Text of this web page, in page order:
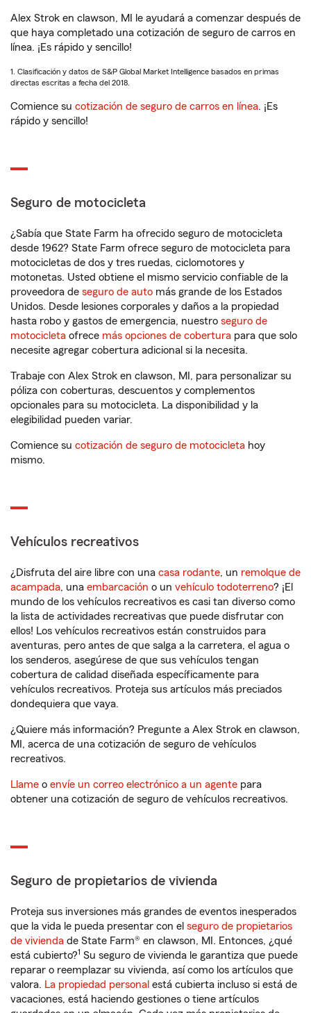
Alex Strok en clawson, MI le ayudará a comenzar después de
que haya completado una cotización de seguro de carros en
línea. ¡Es rápido y sencillo!
1. Clasificación y datos de S&P Global Market Intelligence basados en primas
directas escritas a fecha del 2018.
Comience su cotización de seguro de carros en línea. ¡Es
rápido y sencillo!
Seguro de motocicleta
¿Sabía que State Farm ha ofrecido seguro de motocicleta
desde 1962? State Farm ofrece seguro de motocicleta para
motocicletas de dos y tres ruedas, ciclomotores y
motonetas. Usted obtiene el mismo servicio confiable de la
proveedora de seguro de auto más grande de los Estados
Unidos. Desde lesiones corporales y daños a la propiedad
hasta robo y gastos de emergencia, nuestro seguro de
motocicleta ofrece más opciones de cobertura para que solo
necesite agregar cobertura adicional si la necesita.
Trabaje con Alex Strok en clawson, MI, para personalizar su
póliza con coberturas, descuentos y complementos
opcionales para su motocicleta. La disponibilidad y la
elegibilidad pueden variar.
Comience su cotización de seguro de motocicleta hoy
mismo.
Vehículos recreativos
¿Disfruta del aire libre con una casa rodante, un remolque de
acampada, una embarcación o un vehículo todoterreno? ¡El
mundo de los vehículos recreativos es casi tan diverso como
la lista de actividades recreativas que puede disfrutar con
ellos! Los vehículos recreativos están construidos para
aventuras, pero antes de que salga a la carretera, el agua o
los senderos, asegúrese de que sus vehículos tengan
cobertura de calidad diseñada específicamente para
vehículos recreativos. Proteja sus artículos más preciados
dondequiera que vaya.
¿Quiere más información? Pregunte a Alex Strok en clawson,
MI, acerca de una cotización de seguro de vehículos
recreativos.
Llame o envíe un correo electrónico a un agente para
obtener una cotización de seguro de vehículos recreativos.
Seguro de propietarios de vivienda
Proteja sus inversiones más grandes de eventos inesperados
que la vida le pueda presentar con el seguro de propietarios
de vivienda de State Farm® en clawson, MI. Entonces, ¿qué
está cubierto?1 Su seguro de vivienda le garantiza que puede
reparar o reemplazar su vivienda, así como los artículos que
valora. La propiedad personal está cubierta incluso si está de
vacaciones, está haciendo gestiones o tiene artículos